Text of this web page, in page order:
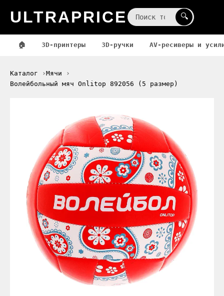
ULTRAPRICE 🔍
🏠 3D-принтеры 3D-ручки AV-ресиверы и
Каталог
Мячи
Волейбольный мяч Onlitop 892056 (5 размер)